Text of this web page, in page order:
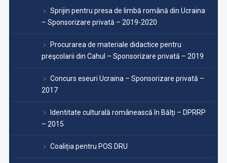
Sprijin pentru presa de limbă română din Ucraina
– Sponsorizare privată – 2019-2020
Procurarea de materiale didactice pentru
preşcolarii din Cahul – Sponsorizare privată – 2019
Concurs eseuri Ucraina – Sponsorizare privată –
2017
Identitate culturală românească în Bălţi – DPRRP
– 2015
Coaliția pentru POS DRU